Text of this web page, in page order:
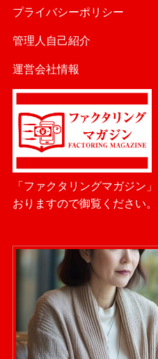
プライバシーポリシー
管理人自己紹介
運営会社情報
「ファクタリングマガジン
おりますので御覧ください。